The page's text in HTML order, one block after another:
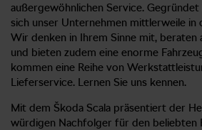
außergewöhnlichen Service.
sich unser Unternehmen mittlerweile in
Wir denken in Ihrem Sinne mit,
und bieten zudem eine enorme
kommen eine Reihe von
Lieferservice. Lernen Sie uns kennen.
Mit dem Škoda Scala präsentiert der
würdigen Nachfolger für den beliebten